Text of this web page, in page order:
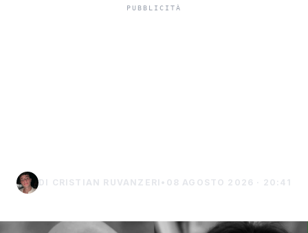
DI CRISTIAN RUVANZERI • 08 AGOSTO 2026 · 20:41